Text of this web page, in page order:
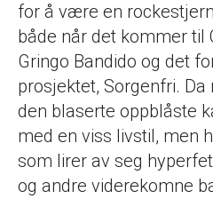
for å være en
både når det kommer til
Gringo Bandido og det
prosjektet, Sorgenfri.
den blaserte oppblåste
med en viss livstil, men
som lirer av seg
og andre viderekomne